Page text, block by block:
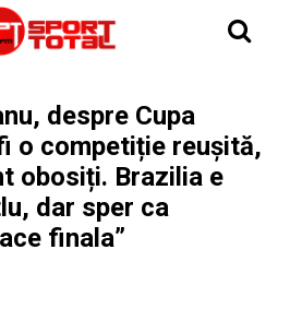
despre Cupa
o competiție reușită,
obosiți. Brazilia e
dar sper ca
finala”